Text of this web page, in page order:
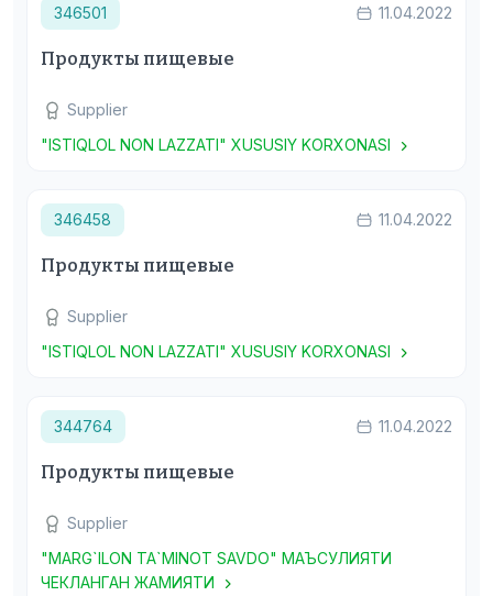
346501 11.04.2022
Продукты пищевые
Supplier
"ISTIQLOL NON LAZZATI" XUSUSIY KORXONASI
346458 11.04.2022
Продукты пищевые
Supplier
"ISTIQLOL NON LAZZATI" XUSUSIY KORXONASI
344764 11.04.2022
Продукты пищевые
Supplier
"MARG`ILON TA`MINOT SAVDO" МАЪСУЛИЯТИ
ЧЕКЛАНГАН ЖАМИЯТИ